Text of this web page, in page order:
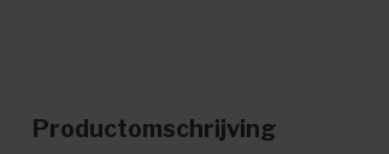
Productomschrijving